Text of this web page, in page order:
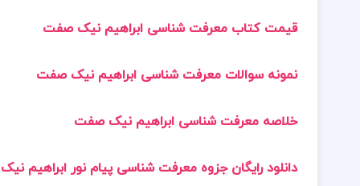
قیمت کتاب معرفت شناسی ابراهیم نیک صفت
نمونه سوالات معرفت شناسی ابراهیم نیک صفت
خلاصه معرفت شناسی ابراهیم نیک صفت
دانلود رایگان جزوه معرفت شناسی پیام نور ابراهیم